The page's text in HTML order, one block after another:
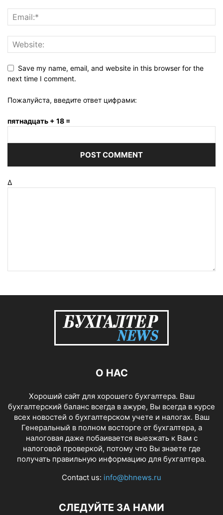
Save my name, email, and website in this browser for the
next time I comment.
Пожалуйста, введите ответ цифрами:
пятнадцать + 18 =
Δ
О НАС
Хороший сайт для хорошего бухгалтера. Ваш
бухгалтерский баланс всегда в ажуре, Вы всегда в курсе
всех новостей о бухгалтерском учете и налогах. Ваш
Генеральный в полном восторге от бухгалтера, а
налоговая даже побаивается выезжать к Вам с
налоговой проверкой, потому что Вы знаете где
получать правильную информацию для бухгалтера.
Contact us: info@bhnews.ru
СЛЕДУЙТЕ ЗА НАМИ